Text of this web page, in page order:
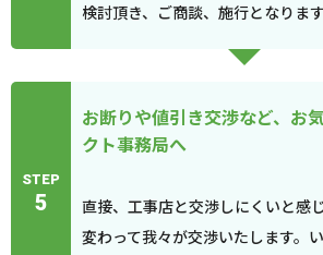
検討頂き、ご商談、施行となります
STEP
5
お断りや値引き交渉など、お
クト事務局へ
直接、工事店と交渉しにくいと感
変わって我々が交渉いたします。